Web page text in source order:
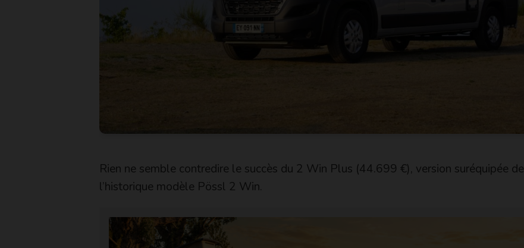
Rien ne semble contredire le succès du 2 Win Plus (44.699 €), version suréquipée de
l’historique modèle Pössl 2 Win.